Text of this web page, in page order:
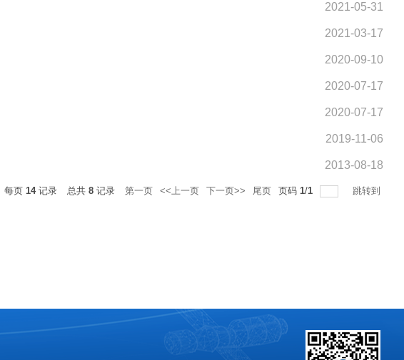
2021-05-31
2021-03-17
2020-09-10
2020-07-17
2020-07-17
2019-11-06
2013-08-18
每页 14记录 总共 8 记录 第一页 <<上一页 下一页>> 尾页 页码 1/1 跳转到